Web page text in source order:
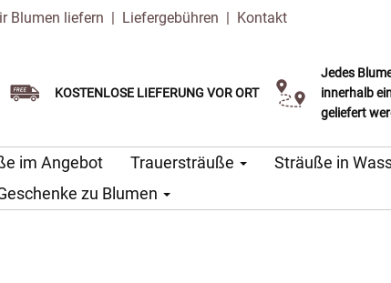
Blumen liefern | Liefergebühren | Kontakt
KOSTENLOSE LIEFERUNG VOR ORT
Lieferung am selben Tag möglich
Wählen Sie Ihr Lieferdatum
Jedes
innerhalb
geliefert
Click &
im Angebot Trauersträuße
Sträuße in
zu Blumen